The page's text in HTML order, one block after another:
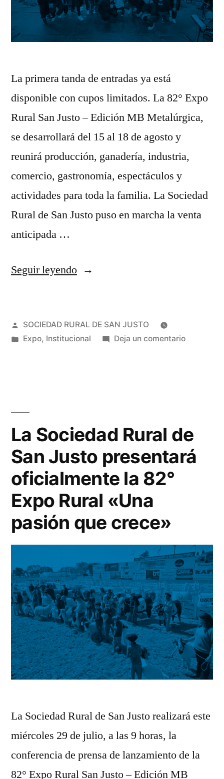
La primera tanda de entradas ya está
disponible con cupos limitados. La 82° Expo
Rural San Justo – Edición MB Metalúrgica,
se desarrollará del 15 al 18 de agosto y
reunirá producción, ganadería, industria,
comercio, gastronomía, espectáculos y
actividades para toda la familia. La Sociedad
Rural de San Justo puso en marcha la venta
anticipada …
Seguir leyendo
SOCIEDAD RURAL DE SAN JUSTO
Expo, Institucional Deja un comentario
La Sociedad Rural de
San Justo presentará
oficialmente la 82°
Expo Rural «Una
pasión que crece»
La Sociedad Rural de San Justo realizará este
miércoles 29 de julio, a las 9 horas, la
conferencia de prensa de lanzamiento de la
82° Expo Rural San Justo – Edición MB